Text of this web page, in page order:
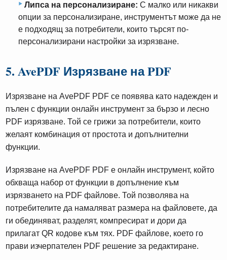
Липса на персонализиране: С малко или никакви
опции за персонализиране, инструментът може да не
е подходящ за потребители, които търсят по-
персонализирани настройки за изрязване.
5. AvePDF Изрязване на PDF
Изрязване на AvePDF PDF се появява като надежден и
пълен с функции онлайн инструмент за бързо и лесно
PDF изрязване. Той се грижи за потребители, които
желаят комбинация от простота и допълнителни
функции.
Изрязване на AvePDF PDF е онлайн инструмент, който
обхваща набор от функции в допълнение към
изрязването на PDF файлове. Той позволява на
потребителите да намаляват размера на файловете, да
ги обединяват, разделят, компресират и дори да
прилагат QR кодове към тях. PDF файлове, което го
прави изчерпателен PDF решение за редактиране.